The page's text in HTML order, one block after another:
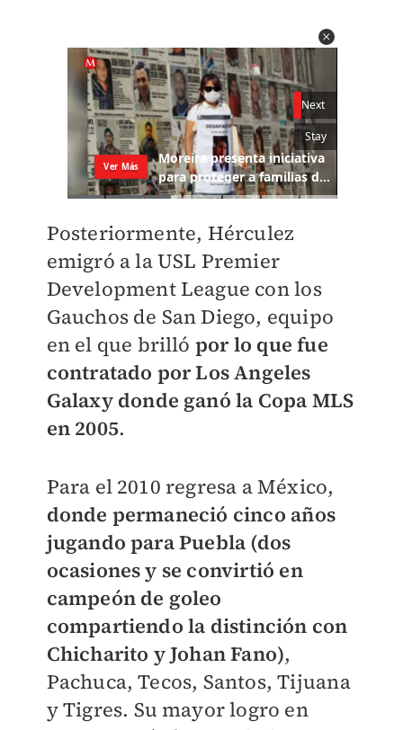
Posteriormente, Hérculez
emigró a la USL Premier
Development League con los
Gauchos de San Diego, equipo
en el que brilló por lo que fue
contratado por Los Angeles
Galaxy donde ganó la Copa MLS
en 2005.
Para el 2010 regresa a México,
donde permaneció cinco años
jugando para Puebla (dos
ocasiones y se convirtió en
campeón de goleo
compartiendo la distinción con
Chicharito y Johan Fano),
Pachuca, Tecos, Santos, Tijuana
y Tigres. Su mayor logro en